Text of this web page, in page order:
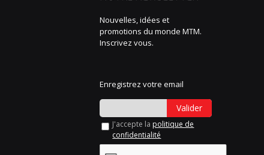
Nouvelles, idées et
promotions du monde MTM.
Inscrivez vous.
Enregistrez votre email
Valider
J'accepte la politique de
confidentialité